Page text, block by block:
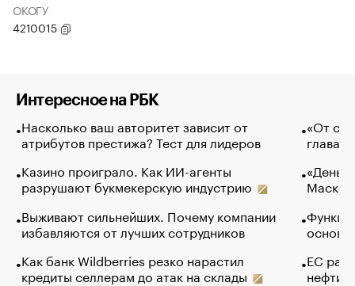
ОКОГУ
4210015
Интересное на РБК
Насколько ваш авторитет зависит от
атрибутов престижа? Тест для лидеров
Казино проиграло. Как ИИ-агенты
разрушают букмекерскую индустрию
Выживают сильнейших. Почему компании
избавляются от лучших сотрудников
Как банк Wildberries резко нарастил
кредиты селлерам до атак на склады
«От
глава
Маск в
основ
ЕС
нефти